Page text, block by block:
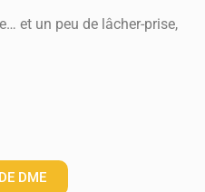
et un peu de lâcher-prise,
DME